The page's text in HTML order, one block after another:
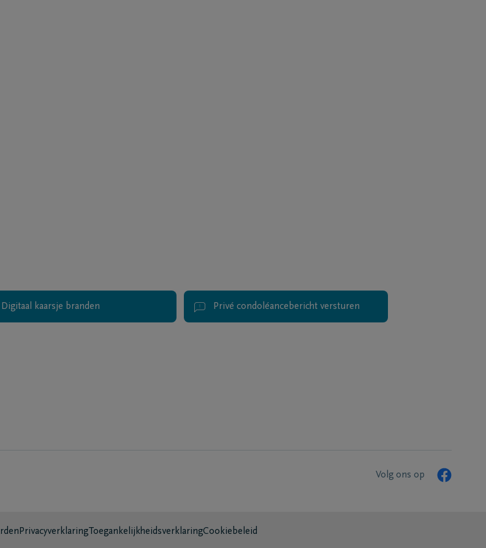
Digitaal kaarsje branden Privé condoléancebericht versturen
Volg ons op
Privacyverklaring ToegankelijkheidsverklaringCookiebeleid